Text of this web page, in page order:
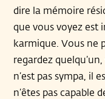
dire la mémoire
que vous voyez est
karmique. Vous ne
regardez
n’est pas sympa, il
n’êtes pas capable